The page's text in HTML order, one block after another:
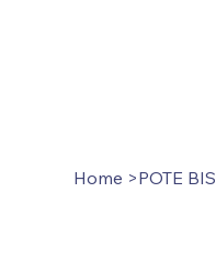
Home >POTE